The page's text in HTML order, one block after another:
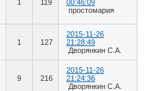
1 119
00:46:09
простомария
1 127
2015-11-26
21:28:49
Дворянкин С.А.
9 216
2015-11-26
21:24:36
Дворянкин С.А.